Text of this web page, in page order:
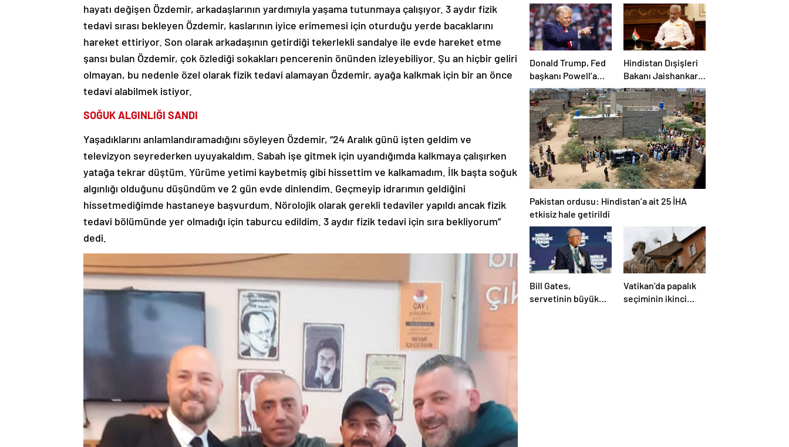
hayatı değişen Özdemir, arkadaşlarının yardımıyla yaşama tutunmaya çalışıyor. 3 aydır fizik
tedavi sırası bekleyen Özdemir, kaslarının iyice erimemesi için oturduğu yerde bacaklarını
hareket ettiriyor. Son olarak arkadaşının getirdiği tekerlekli sandalye ile evde hareket etme
şansı bulan Özdemir, çok özlediği sokakları pencerenin önünden izleyebiliyor. Şu an hiçbir geliri
olmayan, bu nedenle özel olarak fizik tedavi alamayan Özdemir, ayağa kalkmak için bir an önce
tedavi alabilmek istiyor.
SOĞUK ALGINLIĞI SANDI
Yaşadıklarını anlamlandıramadığını söyleyen Özdemir, “24 Aralık günü işten geldim ve
televizyon seyrederken uyuyakaldım. Sabah işe gitmek için uyandığımda kalkmaya çalışırken
yatağa tekrar düştüm. Yürüme yetimi kaybetmiş gibi hissettim ve kalkamadım. İlk başta soğuk
algınlığı olduğunu düşündüm ve 2 gün evde dinlendim. Geçmeyip idrarımın geldiğini
hissetmediğimde hastaneye başvurdum. Nörolojik olarak gerekli tedaviler yapıldı ancak fizik
tedavi bölümünde yer olmadığı için taburcu edildim. 3 aydır fizik tedavi için sıra bekliyorum”
dedi.
Donald Trump, Fed
başkanı Powell’a
hakaret etti: Aptal
Hindistan Dışişleri
Bakanı Jaishankar:
Gerilimi artırmak
gibi bir niyetimiz
yok
Pakistan ordusu: Hindistan’a ait 25 İHA
etkisiz hale getirildi
Bill Gates,
servetinin büyük
Vatikan’da papalık
seçiminin ikinci